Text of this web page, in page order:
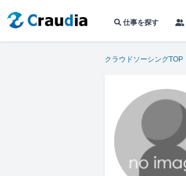
仕事を探す
クラウドソーシングTOP